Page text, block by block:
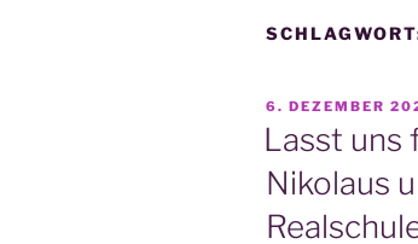
AM
6. DEZEMBER
Lasst uns
Nikolaus